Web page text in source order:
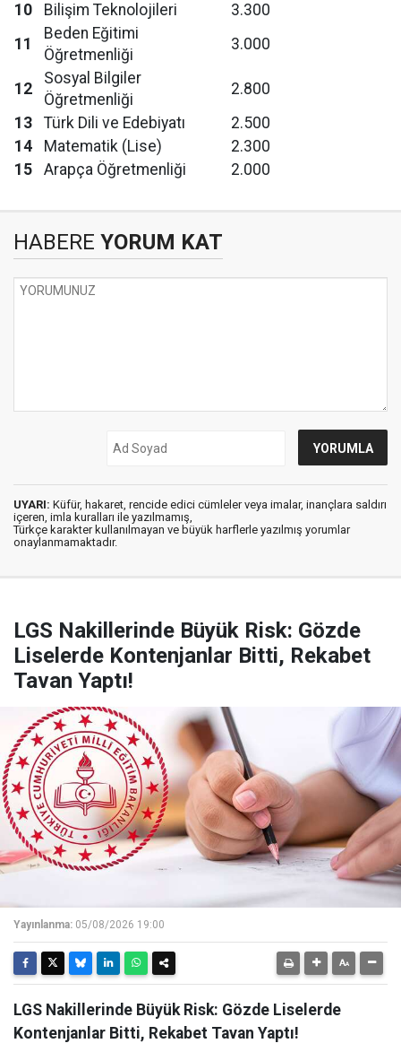
10
Bilişim Teknolojileri
3.300
11
Beden Eğitimi
Öğretmenliği
3.000
12
Sosyal Bilgiler
Öğretmenliği
2.800
13
Türk Dili ve Edebiyatı
2.500
14
Matematik (Lise)
2.300
15
Arapça Öğretmenliği 2.000
HABERE YORUM KAT
UYARI: Küfür, hakaret, rencide edici cümleler veya imalar, inançlara saldırı
içeren, imla kuralları ile yazılmamış,
Türkçe karakter kullanılmayan ve büyük harflerle yazılmış yorumlar
onaylanmamaktadır.
LGS Nakillerinde Büyük Risk: Gözde
Liselerde Kontenjanlar Bitti, Rekabet
Tavan Yaptı!
Yayınlanma: 05/08/2026 19:00
LGS Nakillerinde Büyük Risk: Gözde Liselerde
Kontenjanlar Bitti, Rekabet Tavan Yaptı!